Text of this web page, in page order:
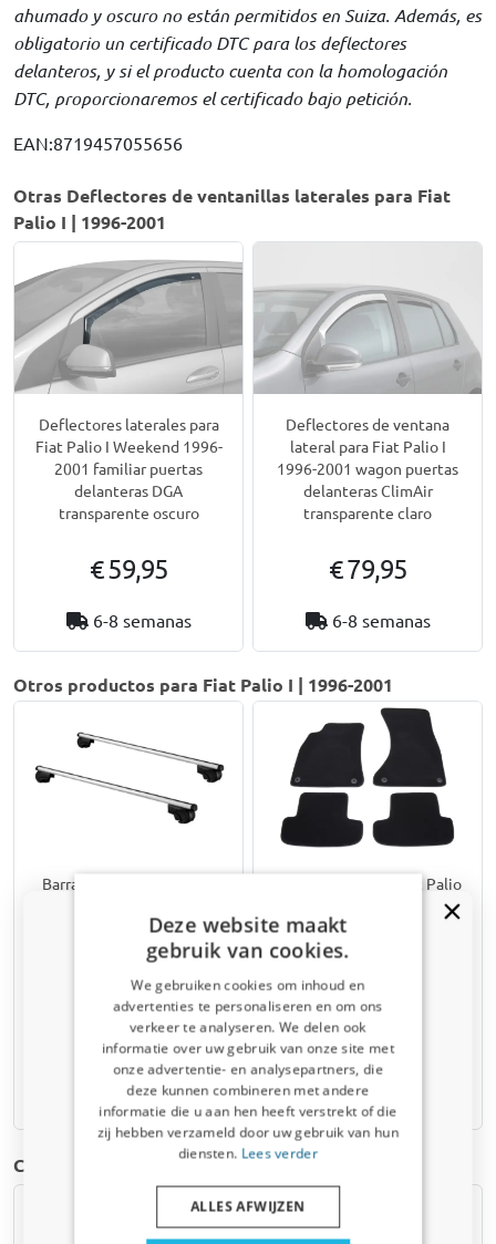
ahumado y oscuro no están permitidos en Suiza. Además, es
obligatorio un certificado DTC para los deflectores
delanteros, y si el producto cuenta con la homologación
DTC, proporcionaremos el certificado bajo petición.
EAN:8719457055656
Otras Deflectores de ventanillas laterales para Fiat
Palio I | 1996-2001
Deflectores laterales para
Fiat Palio I Weekend 1996-
2001 familiar puertas
delanteras DGA
transparente oscuro
€ 59,95
6-8 semanas
Deflectores de ventana
lateral para Fiat Palio I
1996-2001 wagon puertas
delanteras ClimAir
transparente claro
€ 79,95
6-8 semanas
Otros productos para Fiat Palio I | 1996-2001
Barras de techo para Fiat
familiar Twinny Load
aluminio
abiertas
€ 123,00
1-3 días laborables
Alfombrillas para Fiat Palio
I 1996-2001 3 y 5 puertas y
familiar moqueta de fibra
€ 34,95
5-7 días laborables
Categorías relacionadas
Deze website maakt
gebruik van cookies.
We gebruiken cookies om inhoud en
advertenties te personaliseren en om ons
verkeer te analyseren. We delen ook
informatie over uw gebruik van onze site met
onze advertentie- en analysepartners, die
deze kunnen combineren met andere
informatie die u aan hen heeft verstrekt of die
zij hebben verzameld door uw gebruik van hun
diensten. Lees verder
ALLES AFWIJZEN
¿Recibiste un código de descuento
del 5%?
Suscríbete ahora a nuestro boletín y
benefíciate. Tu código de descuento es válido
por 3 días.